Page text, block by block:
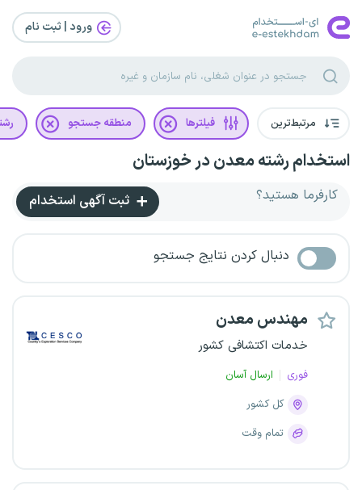
ورود | ثبت‌ نام
مرتبط‌ترین فیلترها منطقه جستجو
استخدام رشته معدن در خوزستان
کارفرما هستید؟ ثبت آگهی استخدام
دنبال کردن نتایج جستجو
مهندس معدن
خدمات اکتشافی کشور
فوری
ارسال آسان
کل کشور
تمام وقت